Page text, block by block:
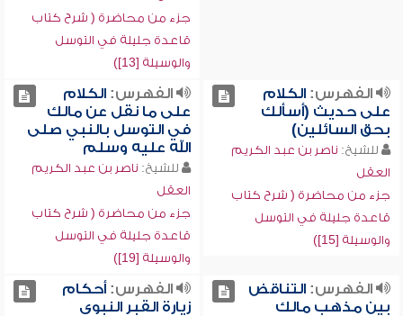
جزء من محاضرة ( شرح كتاب
قاعدة جليلة في التوسل
والوسيلة [13])
الفهرس:الكلام
على حديث (أسألك
بحق السائلين)
للشيخ: ناصر بن عبد الكريم
العقل
جزء من محاضرة ( شرح كتاب
قاعدة جليلة في التوسل
والوسيلة [15])
الفهرس:الكلام
على ما نقل عن مالك
في التوسل بالنبي صلى
الله عليه وسلم
للشيخ: ناصر بن عبد الكريم
العقل
جزء من محاضرة ( شرح كتاب
قاعدة جليلة في التوسل
والوسيلة [19])
الفهرس:التناقض
بين مذهب مالك
الفهرس:أحكام
زيارة القبر النبوي